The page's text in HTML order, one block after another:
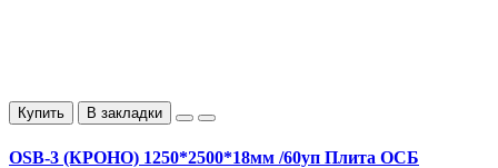
Купить В закладки
OSB-3 (КРОНО) 1250*2500*18мм /60уп Плита ОСБ